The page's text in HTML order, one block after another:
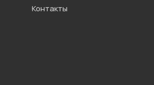
Контакты